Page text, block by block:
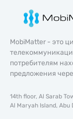
MobiMatter - это
потребителям
предложения
14th floor, Al Sarab
Al Maryah Island, Abu